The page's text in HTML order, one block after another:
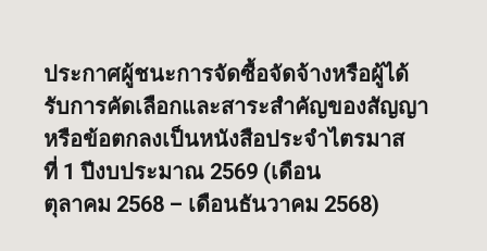
ประกาศผู้ชนะการจัดซื้อจัดจ้างหรือผู้ได้
รับการคัดเลือกและสาระสำคัญของสัญญา
หรือข้อตกลงเป็นหนังสือประจำไตรมาส
ที่ 1 ปีงบประมาณ 2569 (เดือน
ตุลาคม 2568 – เดือนธันวาคม 2568)